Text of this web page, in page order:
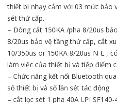
thiết bị nhạy cảm với 03 mức bảo
sét thứ cấp.
– Dòng cắt 150KA /pha 8/20us
8/20us bảo vệ tầng thứ cấp, cắt
10/350us or 150KA 8/20us N-E ,
làm việc của thiết bị và tiếp điểm
– Chức năng kết nối Bluetooth
số thiết bị và số lần sét tác động
– cắt lọc sét 1 pha 40A LPI